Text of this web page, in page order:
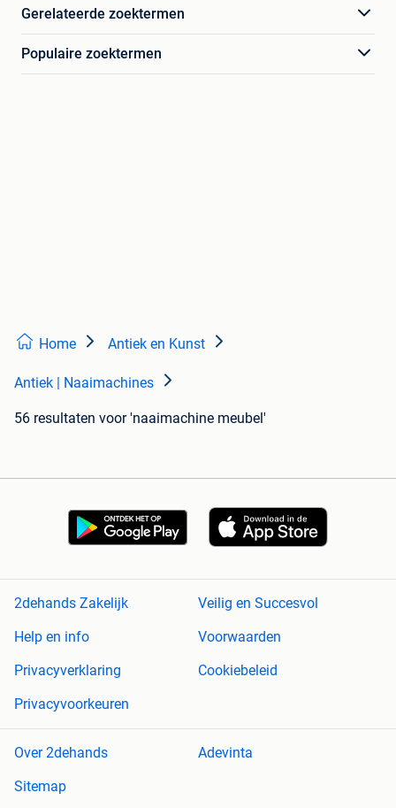
Gerelateerde zoektermen
Populaire zoektermen
Home Antiek en Kunst
Antiek | Naaimachines
56 resultaten voor 'naaimachine meubel'
2dehands Zakelijk
Veilig en Succesvol
Help en info
Voorwaarden
Privacyverklaring
Cookiebeleid
Privacyvoorkeuren
Over 2dehands
Adevinta
Sitemap